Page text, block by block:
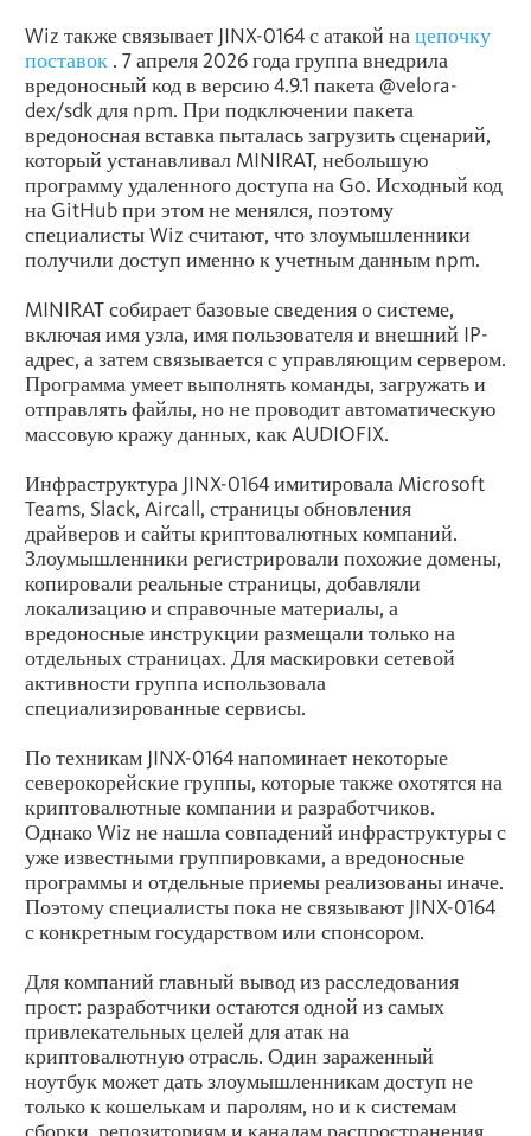
Wiz также связывает JINX-0164 с атакой нацепочку
поставок . 7 апреля 2026 года группа внедрила
вредоносный код в версию 4.9.1 пакета @velora-
dex/sdk для npm. При подключении пакета
вредоносная вставка пыталась загрузить сценарий,
который устанавливал MINIRAT, небольшую
программу удаленного доступа на Go. Исходный код
на GitHub при этом не менялся, поэтому
специалисты Wiz считают, что злоумышленники
получили доступ именно к учетным данным npm.
MINIRAT собирает базовые сведения о системе,
включая имя узла, имя пользователя и внешний IP-
адрес, а затем связывается с управляющим сервером.
Программа умеет выполнять команды, загружать и
отправлять файлы, но не проводит автоматическую
массовую кражу данных, как AUDIOFIX.
Инфраструктура JINX-0164 имитировала Microsoft
Teams, Slack, Aircall, страницы обновления
драйверов и сайты криптовалютных компаний.
Злоумышленники регистрировали похожие домены,
копировали реальные страницы, добавляли
локализацию и справочные материалы, а
вредоносные инструкции размещали только на
отдельных страницах. Для маскировки сетевой
активности группа использовала
специализированные сервисы.
По техникам JINX-0164 напоминает некоторые
северокорейские группы, которые также охотятся на
криптовалютные компании и разработчиков.
Однако Wiz не нашла совпадений инфраструктуры с
уже известными группировками, а вредоносные
программы и отдельные приемы реализованы иначе.
Поэтому специалисты пока не связывают JINX-0164
с конкретным государством или спонсором.
Для компаний главный вывод из расследования
прост: разработчики остаются одной из самых
привлекательных целей для атак на
криптовалютную отрасль. Один зараженный
ноутбук может дать злоумышленникам доступ не
только к кошелькам и паролям, но и к системам